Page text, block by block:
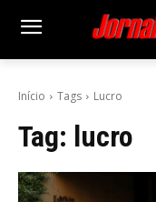
Início Tags Lucro
Tag: lucro